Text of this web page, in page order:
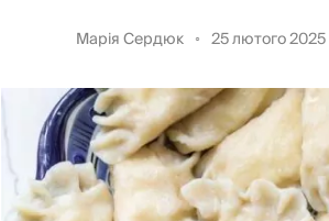
Марія Сердюк 25 лютого 2025